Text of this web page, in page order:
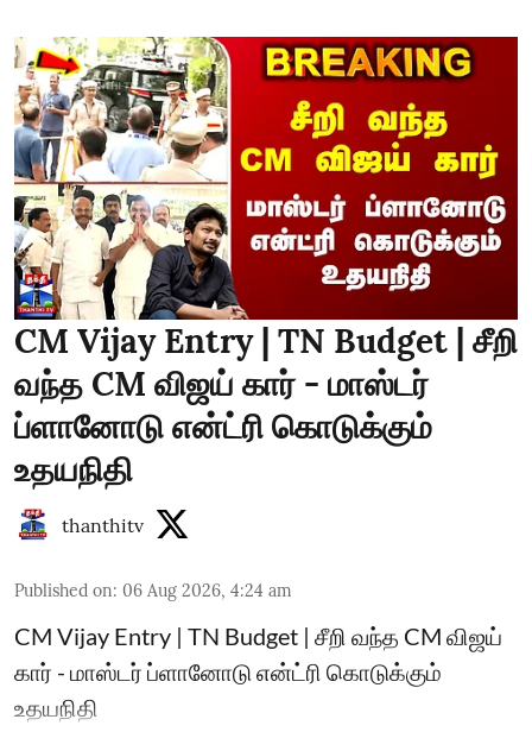
CM Vijay Entry | TN Budget | சீறி
வந்த CM விஜய் கார் - மாஸ்டர்
ப்ளானோடு என்ட்ரி கொடுக்கும்
உதயநிதி
thanthitv
Published on: 06 Aug 2026, 4:24 am
CM Vijay Entry | TN Budget | சீறி வந்த CM விஜய்
கார் - மாஸ்டர் ப்ளானோடு என்ட்ரி கொடுக்கும்
உதயநிதி